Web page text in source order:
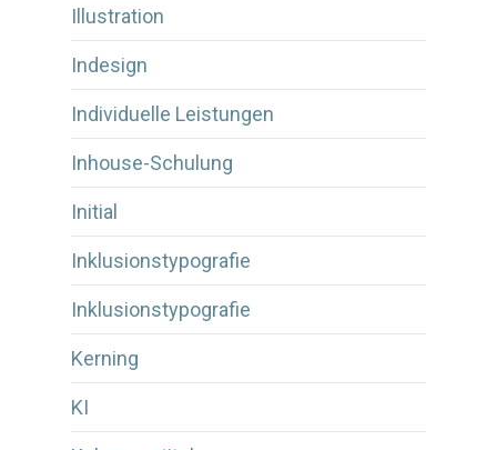
Illustration
Indesign
Individuelle Leistungen
Inhouse-Schulung
Initial
Inklusionstypografie
Inklusionstypografie
Kerning
KI